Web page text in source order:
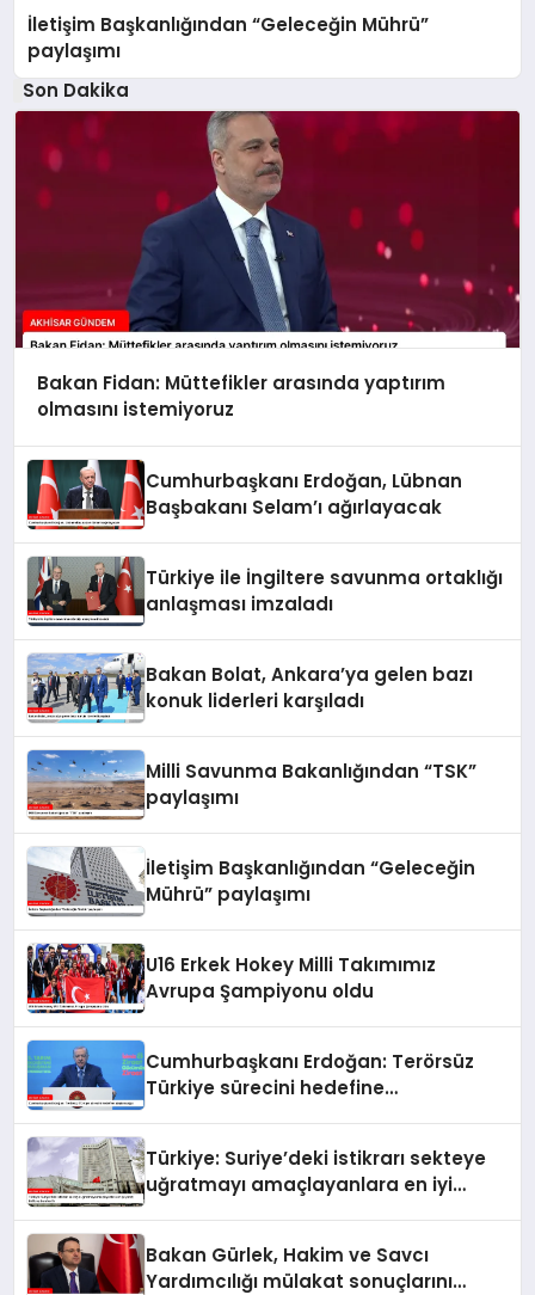
İletişim Başkanlığından “Geleceğin Mührü”
paylaşımı
Son Dakika
Bakan Fidan: Müttefikler arasında yaptırım
olmasını istemiyoruz
Cumhurbaşkanı Erdoğan, Lübnan
Başbakanı Selam’ı ağırlayacak
Türkiye ile İngiltere savunma ortaklığı
anlaşması imzaladı
Bakan Bolat, Ankara’ya gelen bazı
konuk liderleri karşıladı
Milli Savunma Bakanlığından “TSK”
paylaşımı
İletişim Başkanlığından “Geleceğin
Mührü” paylaşımı
U16 Erkek Hokey Milli Takımımız
Avrupa Şampiyonu oldu
Cumhurbaşkanı Erdoğan: Terörsüz
Türkiye sürecini hedefine
Türkiye: Suriye’deki istikrarı sekteye
uğratmayı amaçlayanlara en iyi
Bakan Gürlek, Hakim ve Savcı
Yardımcılığı mülakat sonuçlarını